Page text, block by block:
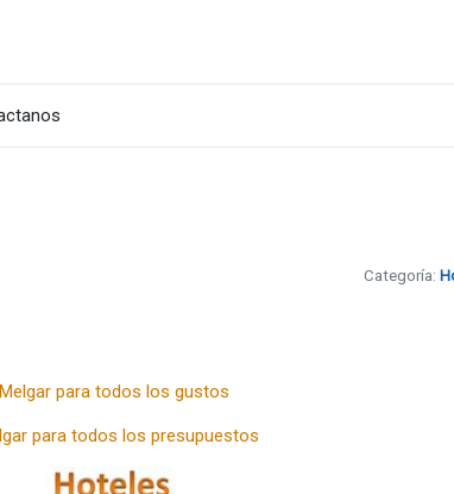
Categoría:
Melgar para todos los gustos
para todos los presupuestos